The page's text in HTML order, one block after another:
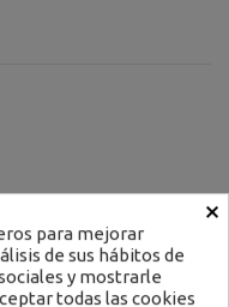
×
para mejorar
de sus hábitos de
y mostrarle
todas las cookies